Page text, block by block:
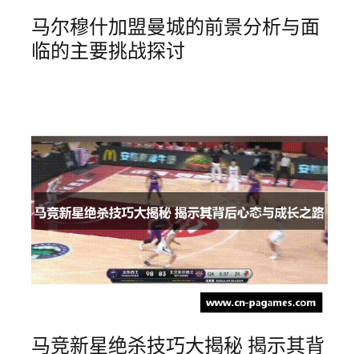
马尔穆什加盟曼城的前景分析与面
临的主要挑战探讨
马竞新星绝杀技巧大揭秘 揭示其背